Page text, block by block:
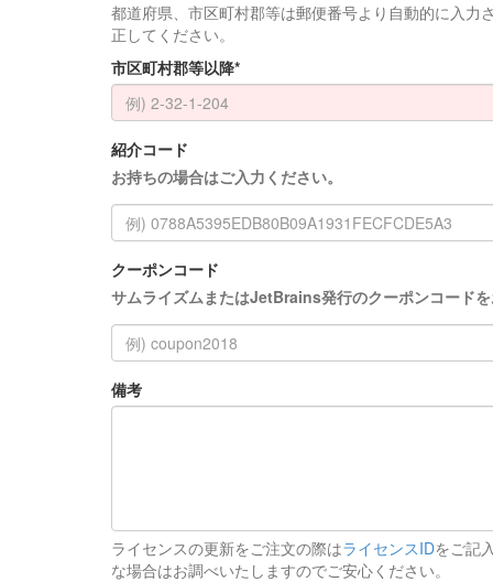
都道府県、市区町村郡等は郵便番号より自動的に入力
正してください。
市区町村郡等以降*
紹介コード
お持ちの場合はご入力ください。
クーポンコード
サムライズムまたはJetBrains発行のクーポンコード
備考
ライセンスの更新をご注文の際はライセンスIDをご記
な場合はお調べいたしますのでご安心ください。